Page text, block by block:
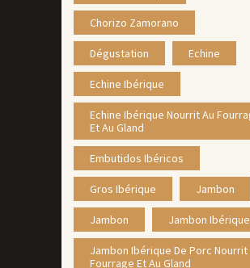
Chorizo Zamorano
Dégustation Echine
Echine Ibérique
Echine Ibérique Nourrit Au
Et Au Gland
Embutidos Ibéricos
Gros Ibérique Jambon
Jambon Jambon Ibérique
Jambon Ibérique De Porc Nourrit
Fourrage Et Au Gland